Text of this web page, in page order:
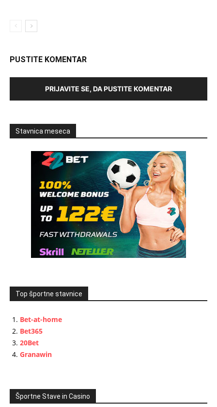
PUSTITE KOMENTAR
PRIJAVITE SE, DA PUSTITE KOMENTAR
Stavnica meseca
Top športne stavnice
Bet-at-home
Bet365
20Bet
Granawin
Športne Stave in Casino